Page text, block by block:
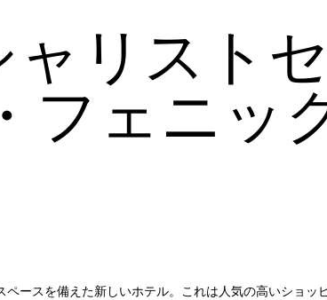
リスト
フェニッ
ースを備えた新しいホテル。これは人気の高いショッ